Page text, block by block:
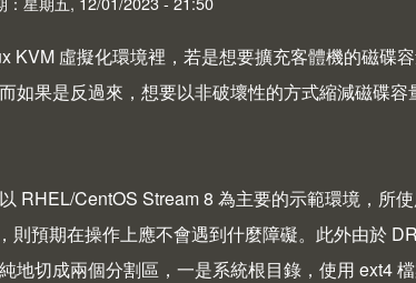
KVM 虛擬化環境裡，若是想要擴充客體機的磁碟
如果是反過來，想要以非破壞性的方式縮減磁碟
RHEL/CentOS Stream 8 為主要的示範環境，所
則預期在操作上應不會遇到什麼障礙。此外由於
地切成兩個分割區，一是系統根目錄，使用 ext4